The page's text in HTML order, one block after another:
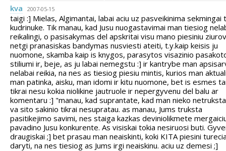
kva
2007-05-15
taigi :] Mielas, Algimantai, labai aciu uz pasveikinima sekmingai
kudrinuke. Tik manau, kad Jusu nuogastavimai man tiesiog
reikalingi, o pasisakymas del apskritai visu mano piesiniu
netgi pranasiskas bandymas nusviesti ateiti, t.y.kaip keisis ju
nuomone, skamba kaip is knygos, parasytos visazinio
stiliumi ir, beje, as ju labai nemegstu :] ir kantrybe man
nelabai reikia, na nes as tiesiog piesiu mintis, kurios man
man patinka, aisku, man idomi ir kitu nuomone, bet is esmes
tikrai nesu kokia niolikine jautruole ir nepergyvenu del balu ar
komentaru :] "manau, kad suprantate, kad man nieko
va sito sakinio tikrai nesupratau. as manau, Jums truksta
pasitikejimo savimi, nes staiga kazkas deviniolikmete
pavadino Jusu konkurente. As visiskai tokia nesiruosi buti.
draugiskai ;] bet prasau man neaiskinti, koki KITA piesini
daryti, na nes tiesiog as Jums irgi neaiskinu. aciu uz demesi ;]